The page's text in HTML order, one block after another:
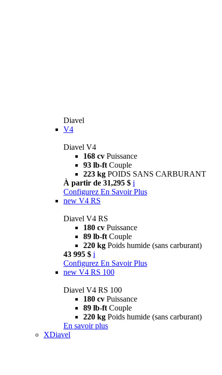
Diavel
V4
Diavel V4
168 cv Puissance
93 lb-ft Couple
223 kg POIDS SANS CARBURANT
À partir de 31,295 $ i
Configurez En Savoir Plus
new V4 RS
Diavel V4 RS
180 cv Puissance
89 lb-ft Couple
220 kg Poids humide (sans carburant)
43 995 $ i
Configurez En Savoir Plus
new V4 RS 100
Diavel V4 RS 100
180 cv Puissance
89 lb-ft Couple
220 kg Poids humide (sans carburant)
En savoir plus
XDiavel